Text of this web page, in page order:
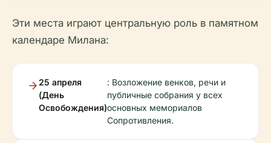
Эти места играют центральную роль в памятном
календаре Милана:
25 апреля
(День
Освобождения)
: Возложение венков, речи и
публичные собрания у всех
основных мемориалов
Сопротивления.